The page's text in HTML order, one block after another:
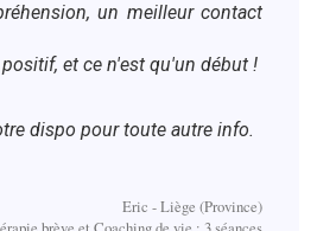
un meilleur contact
et ce n'est qu'un début !
dispo pour toute autre info.
Eric - Liège (Province)